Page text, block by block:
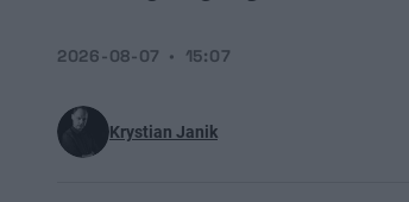
Krystian Janik
2026-08-07 15:07